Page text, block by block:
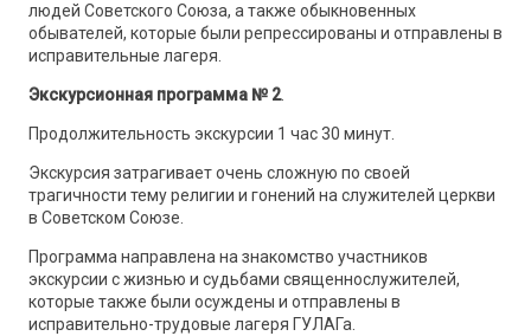
людей Советского Союза, а также обыкновенных
обывателей, которые были репрессированы и отправлены в
исправительные лагеря.
Экскурсионная программа № 2.
Продолжительность экскурсии 1 час 30 минут.
Экскурсия затрагивает очень сложную по своей
трагичности тему религии и гонений на служителей церкви
в Советском Союзе.
Программа направлена на знакомство участников
экскурсии с жизнью и судьбами священнослужителей,
которые также были осуждены и отправлены в
исправительно-трудовые лагеря ГУЛАГа.